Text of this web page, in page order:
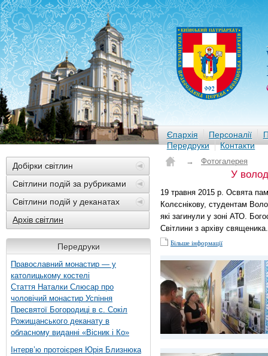
Єпархія Персоналії
Передруки
Контакти
Добірки світлин
Світлини подій за рубриками
Світлини подій у деканатах
Архів світлин
Передруки
Православний монастир — у
католицькому костелі
Стаття Наталки Слюсар про
чоловічий монастир Успіння
Пресвятої Богородиці в с. Сокіл
Рожищанського деканату в
обласному виданні «Вісник і Ко»
Інтерв’ю протоієрея Юрія Близнюка
→ Фотогалерея
У
19 травня 2015 р. Освята
Колєснікову, студентам
які загинули у зоні АТО.
Світлини з архіву священика.
Більше інформації